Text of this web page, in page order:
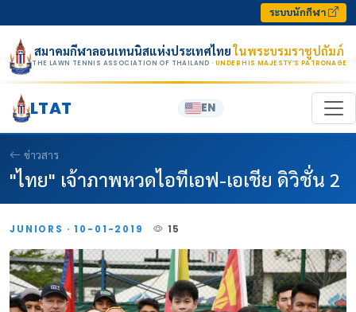
ระบบนักกีฬา
สมาคมกีฬาลอนเทนนิสแห่งประเทศไทยในพระบรมราชูปถัมภ์
THE LAWN TENNIS ASSOCIATION OF THAILAND · UNDER HIS MAJESTY’S PATRONAGE
LTAT EN
ข่าวสาร
"ไทย" เจ้าภาพหวดไอทีเอฟ-เอเชีย ดิวิชั่น 2
JUNIORS · 10-01-2019 15